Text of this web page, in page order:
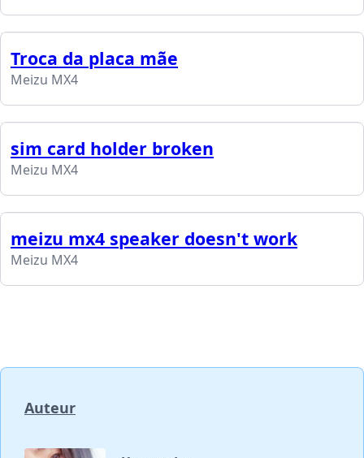
Troca da placa mãe
Meizu MX4
sim card holder broken
Meizu MX4
meizu mx4 speaker doesn't work
Meizu MX4
Auteur